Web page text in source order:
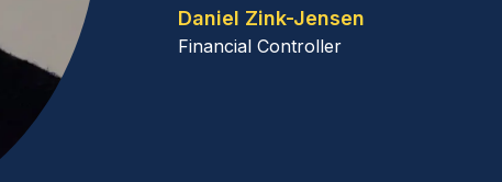
Daniel Zink-Jensen
Financial Controller